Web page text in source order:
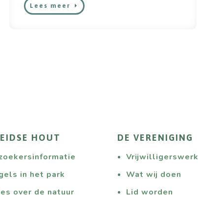
Lees meer
HOUT
in het park
over de natuur
DE VERENIGING
Vrijwilligerswerk
Wat wij doen
Lid worden